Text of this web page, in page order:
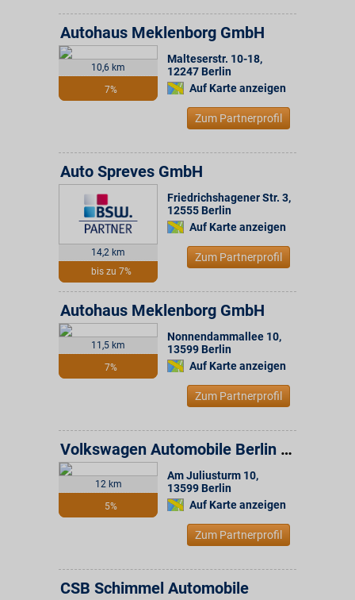
10,6 km
7%
Autohaus Meklenborg GmbH
Malteserstr. 10-18,
12247 Berlin
Auf Karte anzeigen
Zum Partnerprofil
14,2 km
bis zu 7%
Auto Spreves GmbH
Friedrichshagener Str. 3,
12555 Berlin
Auf Karte anzeigen
Zum Partnerprofil
11,5 km
7%
Autohaus Meklenborg GmbH
Nonnendammallee 10,
13599 Berlin
Auf Karte anzeigen
Zum Partnerprofil
12 km
5%
Volkswagen Automobile Berlin GmbH
Am Juliusturm 10,
13599 Berlin
Auf Karte anzeigen
Zum Partnerprofil
CSB Schimmel Automobile